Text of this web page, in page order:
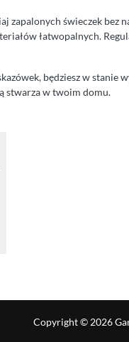
zapalonych świeczek bez
łatwopalnych.
będziesz w stanie
stwarza w twoim domu.
Copyright © 2026